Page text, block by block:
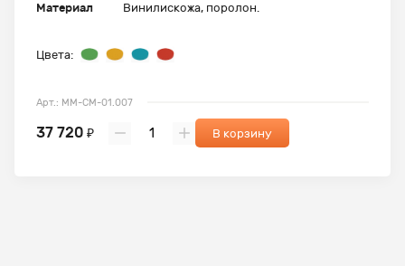
Материал Винилискожа, поролон.
Цвета:
Арт.: ММ-СМ-01.007
37 720 ₽ В корзину